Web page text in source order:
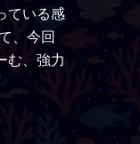
ている感
、今回
む、強力